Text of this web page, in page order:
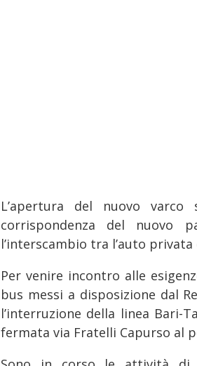
L’apertura del nuovo
corrispondenza del nuovo
l’interscambio tra l’auto
Per venire incontro alle
bus messi a disposizione dal
l’interruzione della linea Bari-
fermata via Fratelli Capurso al